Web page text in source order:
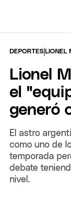
DEPORTES |LIONEL
Lionel
el
generó
El astro
como uno de
temporada
debate
nivel.